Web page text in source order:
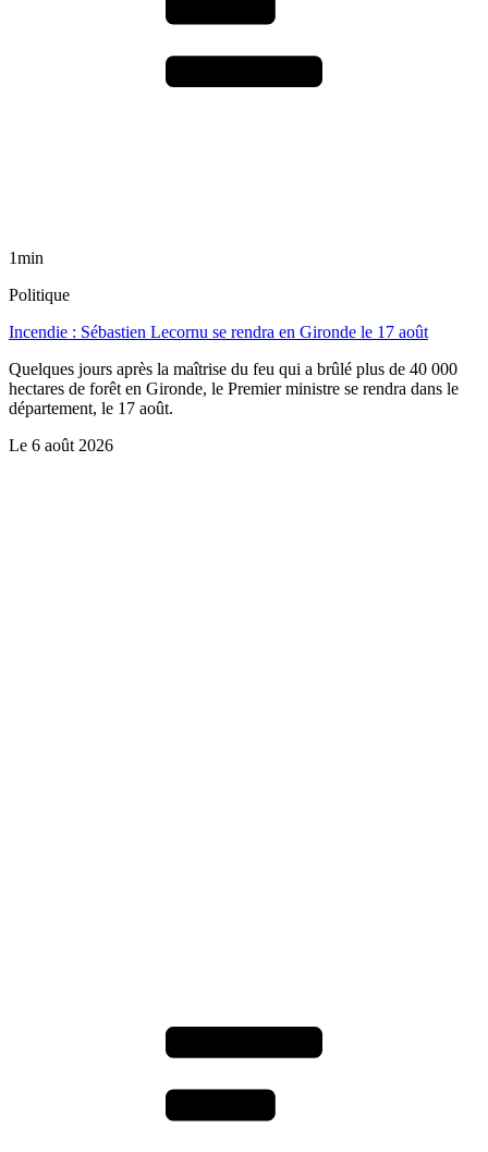
1min
Politique
Incendie : Sébastien Lecornu se rendra en Gironde le 17 août
Quelques jours après la maîtrise du feu qui a brûlé plus de 40 000
hectares de forêt en Gironde, le Premier ministre se rendra dans le
département, le 17 août.
Le 6 août 2026